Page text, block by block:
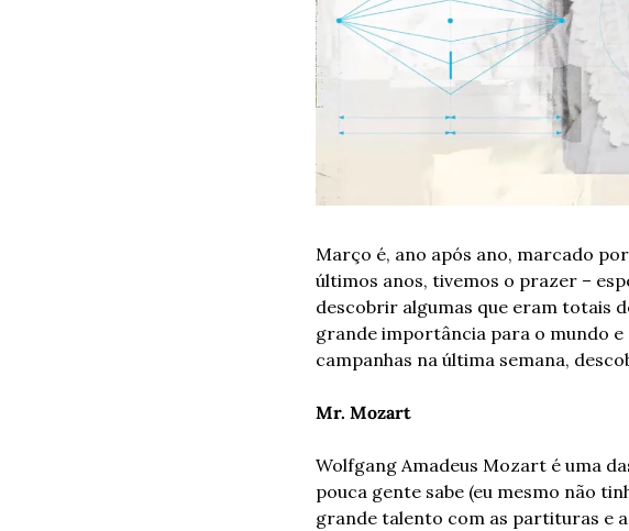
Março é, ano após ano, marcado
últimos anos, tivemos o prazer –
descobrir algumas que eram totais
grande importância para o mundo
campanhas na última semana,
Mr. Mozart
Wolfgang Amadeus Mozart é uma
pouca gente sabe (eu mesmo não
grande talento com as partituras e